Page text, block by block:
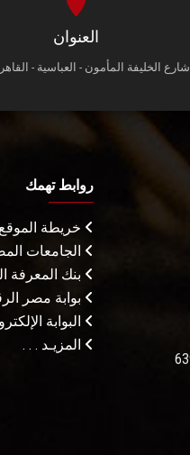
العنوان
شارع الخليفة المأمون - العباسية -
روابط تهمك
خريطة الموقع
الجامعات
بنك المعرفة
بوابة مصر
البوابة
المزيـد . . .